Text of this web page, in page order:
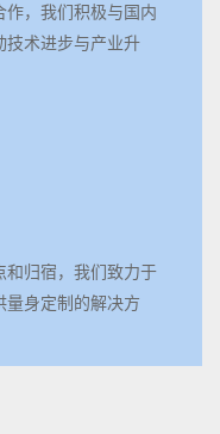
作，我们积极与国内
技术进步与产业升
和归宿，我们致力于
量身定制的解决方